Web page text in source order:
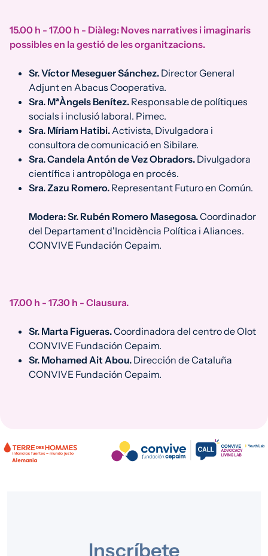
15.00 h - 17.00 h - Diàleg: Noves narratives i imaginaris
possibles en la gestió de les organitzacions.
Sr. Víctor Meseguer Sánchez. Director General
Adjunt en Abacus Cooperativa.
Sra. MªÀngels Benítez. Responsable de polítiques
socials i inclusió laboral. Pimec.
Sra. Míriam Hatibi.Activista, Divulgadora i
consultora de comunicació en Sibilare.
Sra. Candela Antón de Vez Obradors. Divulgadora
científica i antropòloga en procés.
Sra. Zazu Romero. Representant Futuro en Común.
Modera: Sr. Rubén Romero Masegosa.Coordinador
del Departament d'Incidència Política i Aliances.
CONVIVE Fundación Cepaim.
17.00 h - 17.30 h - Clausura.
Sr. Marta Figueras.Coordinadora del centro de Olot
CONVIVE Fundación Cepaim.
Sr. Mohamed Ait Abou. Dirección de Cataluña
CONVIVE Fundación Cepaim.
Inscríbete